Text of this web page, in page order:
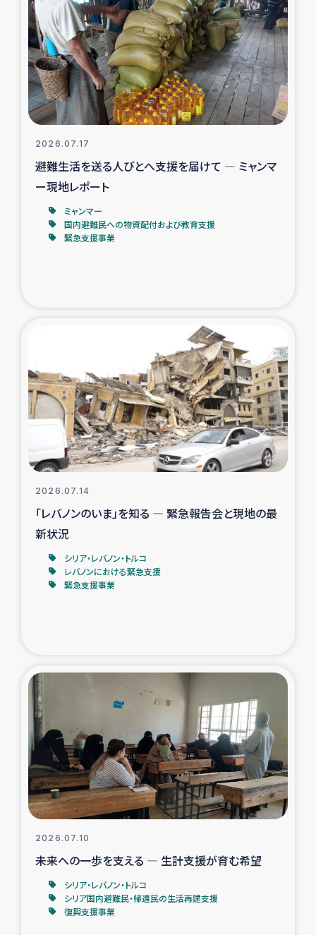
2026.07.17
避難生活を送る人びとへ支援を届けて ― ミャンマ
ー現地レポート
ミャンマー
国内避難民への物資配付および教育支援
緊急支援事業
2026.07.14
「レバノンのいま」を知る ― 緊急報告会と現地の最
新状況
シリア・レバノン・トルコ
レバノンにおける緊急支援
緊急支援事業
2026.07.10
未来への一歩を支える ― 生計支援が育む希望
シリア・レバノン・トルコ
シリア国内避難民・帰還民の生活再建支援
復興支援事業